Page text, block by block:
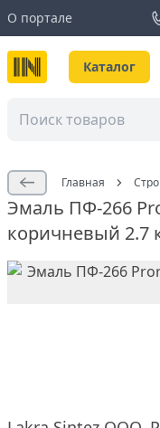
О портале
Каталог
Главная
Эмаль ПФ-266
коричневый 2.7